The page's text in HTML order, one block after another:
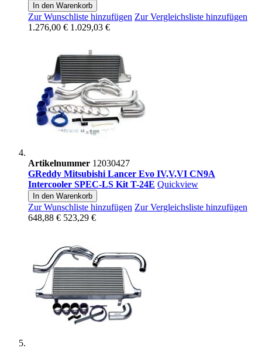
In den Warenkorb
Zur Wunschliste hinzufügen Zur Vergleichsliste hinzufügen
1.276,00 € 1.029,03 €
Artikelnummer 12030427
GReddy Mitsubishi Lancer Evo IV,V,VI CN9A
Intercooler SPEC-LS Kit T-24E Quickview
In den Warenkorb
Zur Wunschliste hinzufügen Zur Vergleichsliste hinzufügen
648,88 € 523,29 €